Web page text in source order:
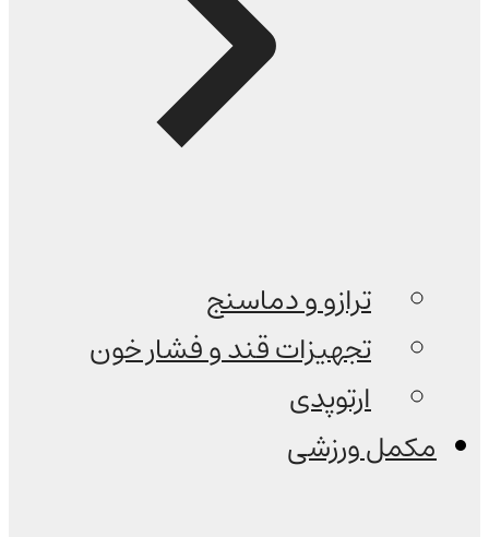
ترازو و دماسنج
تجهیزات قند و فشار خون
ارتوپدی
مکمل ورزشی